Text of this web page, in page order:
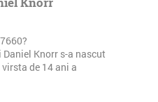
Knorr s-a nascut
de 14 ani a